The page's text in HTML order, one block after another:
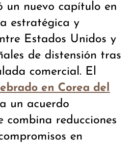
un nuevo capítulo en
estratégica y
Estados Unidos y
de distensión tras
comercial. El
en Corea del
un acuerdo
combina reducciones
en